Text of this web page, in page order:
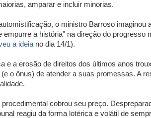
amparar e incluir minorias.
o ministro Barroso imaginou
empurre a história" na direção do progresso
a ideia no dia 14/1).
e a erosão de direitos dos últimos anos
o ônus) de atender a suas promessas. A
cobrou seu preço.
reagiu da forma lotérica e volátil de